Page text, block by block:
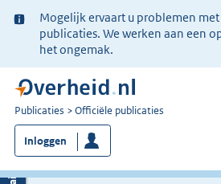
Ter
informatie:
Mogelijk ervaart u problemen
publicaties. We werken aan een
het ongemak.
U
bent
nu
hier:
Publicaties Officiële publicaties
Inloggen